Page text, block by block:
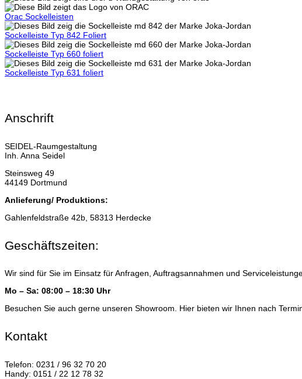
Orac Sockelleisten
Sockelleiste Typ 842 Foliert
Sockelleiste Typ 660 foliert
Sockelleiste Typ 631 foliert
Anschrift
SEIDEL-Raumgestaltung
Inh. Anna Seidel
Steinsweg 49
44149 Dortmund
Anlieferung/ Produktions:
Gahlenfeldstraße 42b, 58313 Herdecke
Geschäftszeiten:
Wir sind für Sie im Einsatz für Anfragen, Auftragsannahmen und
Mo – Sa: 08:00 – 18:30 Uhr
Besuchen Sie auch gerne unseren Showroom. Hier bieten wir Ihnen nach
Kontakt
Telefon: 0231 / 96 32 70 20
Handy: 0151 / 22 12 78 32